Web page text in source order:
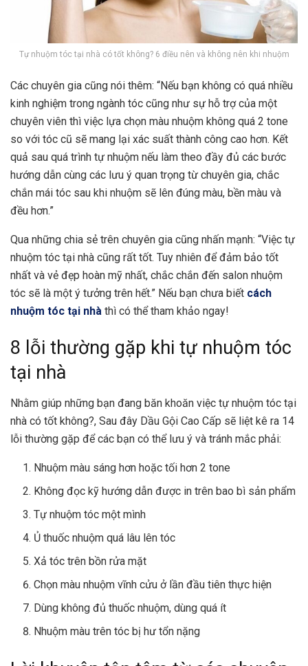
Tự nhuộm tóc tại nhà có tốt không? 6 điều nên và không nên khi nhuộm
Các chuyên gia cũng nói thêm: “Nếu bạn không có quá nhiều
kinh nghiệm trong ngành tóc cũng như sự hỗ trợ của một
chuyên viên thì việc lựa chọn màu nhuộm không quá 2 tone
so với tóc cũ sẽ mang lại xác suất thành công cao hơn. Kết
quả sau quá trình tự nhuộm nếu làm theo đầy đủ các bước
hướng dẫn cùng các lưu ý quan trọng từ chuyên gia, chắc
chắn mái tóc sau khi nhuộm sẽ lên đúng màu, bền màu và
đều hơn.”
Qua những chia sẻ trên chuyên gia cũng nhấn mạnh: “Việc tự
nhuộm tóc tại nhà cũng rất tốt. Tuy nhiên để đảm bảo tốt
nhất và vẻ đẹp hoàn mỹ nhất, chắc chắn đến salon nhuộm
tóc sẽ là một ý tưởng trên hết.” Nếu bạn chưa biết cách
nhuộm tóc tại nhà thì có thể tham khảo ngay!
8 lỗi thường gặp khi tự nhuộm tóc
tại nhà
Nhằm giúp những bạn đang băn khoăn việc tự nhuộm tóc tại
nhà có tốt không?, Sau đây Dầu Gội Cao Cấp sẽ liệt kê ra 14
lỗi thường gặp để các bạn có thể lưu ý và tránh mắc phải:
Nhuộm màu sáng hơn hoặc tối hơn 2 tone
Không đọc kỹ hướng dẫn được in trên bao bì sản phẩm
Tự nhuộm tóc một mình
Ủ thuốc nhuộm quá lâu lên tóc
Xả tóc trên bồn rửa mặt
Chọn màu nhuộm vĩnh cửu ở lần đầu tiên thực hiện
Dùng không đủ thuốc nhuộm, dùng quá ít
Nhuộm màu trên tóc bị hư tổn nặng